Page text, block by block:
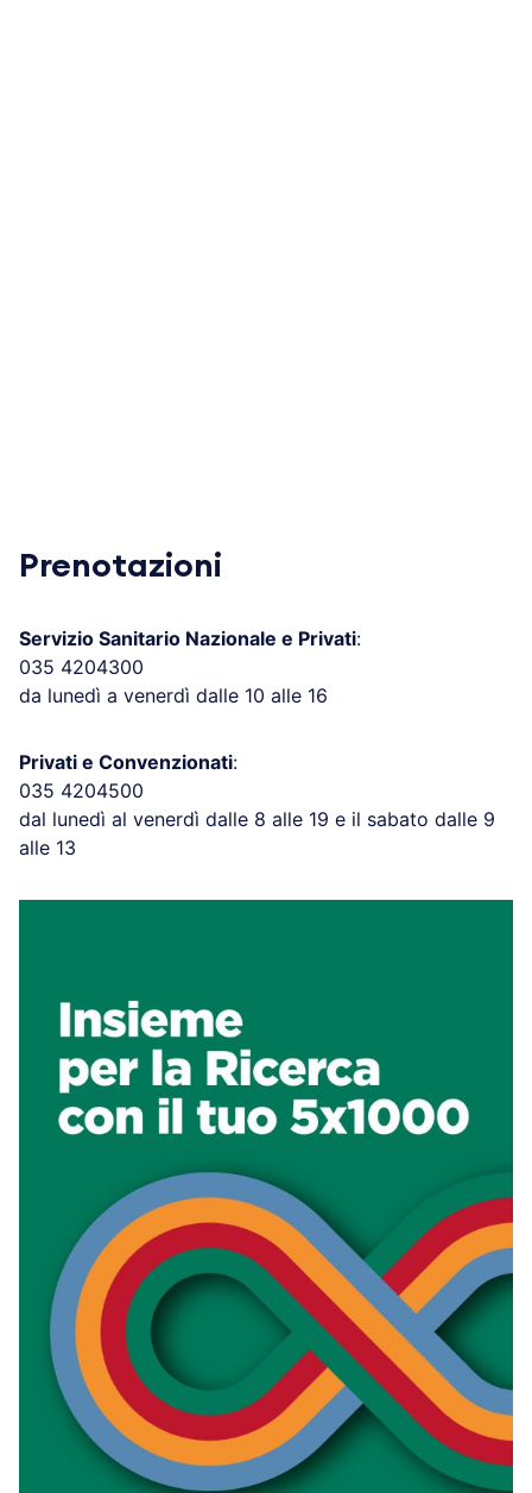
Prenotazioni
Servizio Sanitario Nazionale e Privati:
035 4204300
da lunedì a venerdì dalle 10 alle 16
Privati e Convenzionati:
035 4204500
dal lunedì al venerdì dalle 8 alle 19 e il sabato dalle 9
alle 13